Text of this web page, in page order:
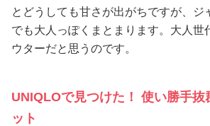
とどうしても甘さが出がちですが、ジ
でも大人っぽくまとまります。大人世
ウターだと思うのです。
UNIQLOで見つけた！ 使い勝手抜
ット